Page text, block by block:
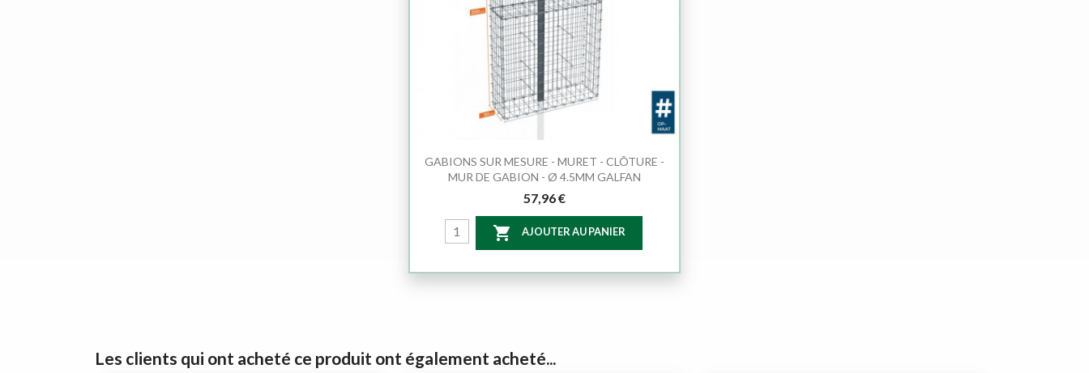
GABIONS SUR MESURE - MURET - CLÔTURE -
MUR DE GABION - Ø 4.5MM GALFAN
57,96 €
 AJOUTER AU PANIER
Les clients qui ont acheté ce produit ont également acheté...